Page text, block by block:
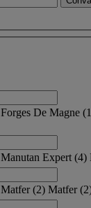
Forges De Magne (1
Manutan Expert (4)
Matfer(2) Matfer